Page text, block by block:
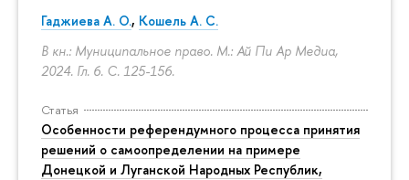
Гаджиева А. О., Кошель А. С.
В кн.: Муниципальное право. М.: Ай Пи Ар Медиа,
2024. Гл. 6. С. 125-156.
Статья
Особенности референдумного процесса принятия
решений о самоопределении на примере
Донецкой и Луганской Народных Республик,